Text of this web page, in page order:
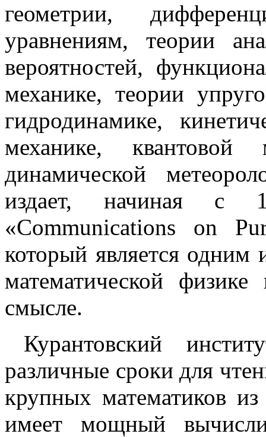
геометрии,
уравнениям, теории
вероятностей,
механике, теории
гидродинамике,
механике,
динамической
издает, начиная с
«Communications on
который является
математической
смысле.
Курантовский
различные сроки для
крупных математиков
имеет мощный